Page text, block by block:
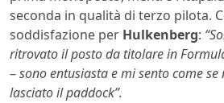
seconda in qualità di terzo pilota.
soddisfazione per Hulkenberg:
ritrovato il posto da titolare in
–sono entusiasta e mi sento come se
lasciato il paddock”.